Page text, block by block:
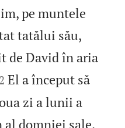
pe muntele
tatălui său,
de David în aria


2 El a început să
zi a lunii a
al domniei sale.